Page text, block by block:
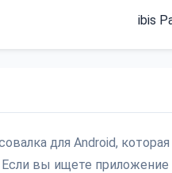
для Android,
вы ищете